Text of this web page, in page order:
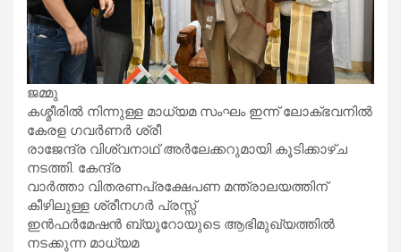
ജമ്മു
കശ്മീരില്‍ നിന്നുള്ള മാധ്യമ സംഘം ഇന്ന് ലോക്ഭവനില്‍
കേരള ഗവര്‍ണര്‍ ശ്രീ
രാജേന്ദ്ര വിശ്വനാഥ് അര്‍ലേക്കറുമായി കൂടിക്കാഴ്ച
നടത്തി. കേന്ദ്ര
വാര്‍ത്താ വിതരണപ്രക്ഷേപണ മന്ത്രാലയത്തിന്
കീഴിലുള്ള ശ്രീനഗര്‍ പ്രസ്സ്
ഇന്‍ഫര്‍മേഷന്‍ ബ്യൂറോയുടെ ആഭിമുഖ്യത്തില്‍
നടക്കുന്ന മാധ്യമ